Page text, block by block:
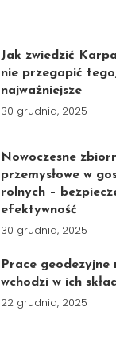
Jak zwiedzić
nie przegapić
najważniejsze
30 grudnia, 2025
Nowoczesne
przemysłowe w
rolnych –
efektywność
30 grudnia, 2025
Prace geodezyjne
wchodzi w ich
22 grudnia, 2025